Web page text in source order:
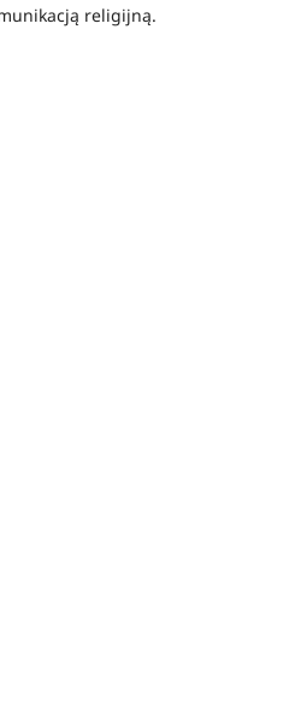
religijną.